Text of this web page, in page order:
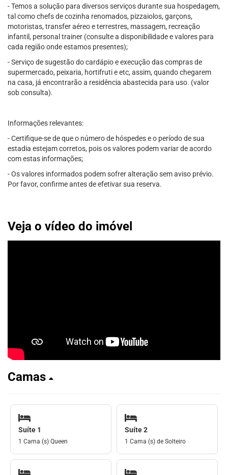
- Temos a solução para diversos serviços durante sua hospedagem,
tal como chefs de cozinha renomados, pizzaiolos, garçons,
motoristas, transfer aéreo e terrestres, massagem, recreação
infantil, personal trainer (consulte a disponibilidade e valores para
cada região onde estamos presentes);
- Serviço de sugestão do cardápio e execução das compras de
supermercado, peixaria, hortifruti e etc, assim, quando chegarem
na casa, já encontrarão a residência abastecida para uso. (valor
sob consulta).
Informações relevantes:
- Certifique-se de que o número de hóspedes e o período de sua
estadia estejam corretos, pois os valores podem variar de acordo
com estas informações;
- Os valores informados podem sofrer alteração sem aviso prévio.
Por favor, confirme antes de efetivar sua reserva.
Veja o vídeo do imóvel
Camas
Suíte 1
1 Cama (s) Queen
Suíte 2
1 Cama (s) de Solteiro